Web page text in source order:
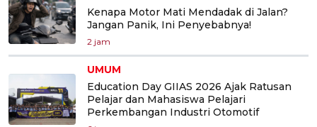
Kenapa Motor Mati Mendadak di Jalan?
Jangan Panik, Ini Penyebabnya!
2 jam
UMUM
Education Day GIIAS 2026 Ajak Ratusan
Pelajar dan Mahasiswa Pelajari
Perkembangan Industri Otomotif